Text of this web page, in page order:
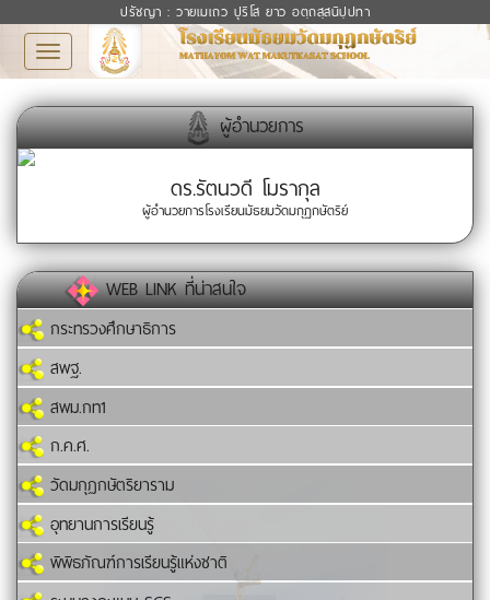
ปรัชญา : วายเมเถว ปุริโส ยาว อตฺถสฺสนิปฺปทา
Toggle
navigation
ผู้อำนวยการ
ดร.รัตนวดี โมรากุล
ผู้อำนวยการโรงเรียนมัธยมวัดมกุฏกษัตริย์
WEB LINK ที่น่าสนใจ
กระทรวงศึกษาธิการ
สพฐ.
สพม.กท1
ก.ค.ศ.
วัดมกุฏกษัตริยาราม
อุทยานการเรียนรู้
พิพิธภัณฑ์การเรียนรู้แห่งชาติ